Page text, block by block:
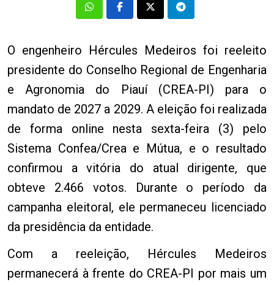
O engenheiro Hércules Medeiros foi reeleito
presidente do Conselho Regional de Engenharia
e Agronomia do Piauí (CREA-PI) para o
mandato de 2027 a 2029. A eleição foi realizada
de forma online nesta sexta-feira (3) pelo
Sistema Confea/Crea e Mútua, e o resultado
confirmou a vitória do atual dirigente, que
obteve 2.466 votos. Durante o período da
campanha eleitoral, ele permaneceu licenciado
da presidência da entidade.
Com a reeleição, Hércules Medeiros
permanecerá à frente do CREA-PI por mais um